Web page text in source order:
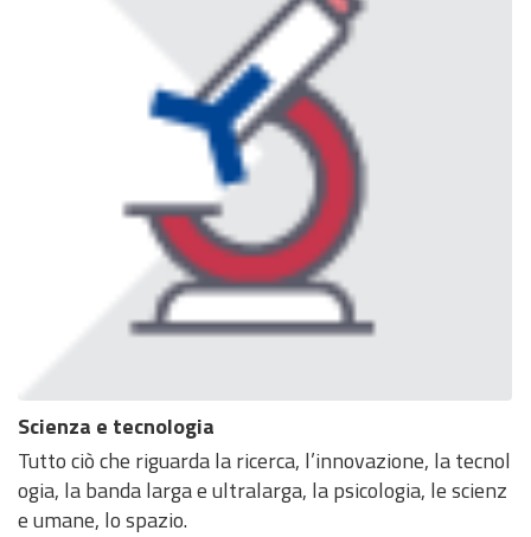
Scienza e tecnologia
Tutto ciò che riguarda la ricerca, l’innovazione, la tecnol
ogia, la banda larga e ultralarga, la psicologia, le scienz
e umane, lo spazio.